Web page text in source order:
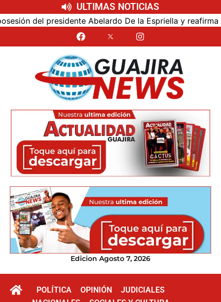
ULTIMAS NOTICIAS
del presidente Abelardo De la Espriella y reafirma su
Edicion Agosto 7, 2026
POLÍTICA OPINIÓN
JUDICIALES